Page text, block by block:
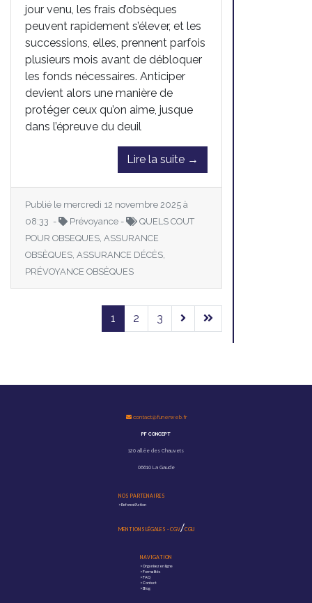
jour venu, les frais d’obsèques
peuvent rapidement s’élever, et les
successions, elles, prennent parfois
plusieurs mois avant de débloquer
les fonds nécessaires. Anticiper
devient alors une manière de
protéger ceux qu’on aime, jusque
dans l’épreuve du deuil
Lire la suite →
Publié le mercredi 12 novembre 2025 à
08:33 -
Prévoyance -
QUELS COUT
POUR OBSEQUES, ASSURANCE
OBSÈQUES, ASSURANCE DÉCÈS,
PRÉVOYANCE OBSÈQUES
1 2 3
contact@funerweb.fr
PF CONCEPT
120 allée des Chauvets
06610 La Gaude
NOS PARTENAIRES
>Reforest'Action
MENTIONS LÉGALES - CGV/CGU
NAVIGATION
>Organisez en ligne
>Formalités
>FAQ
>Contact
>Blog